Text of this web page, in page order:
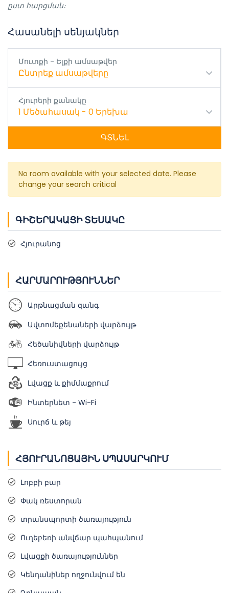
ըստ հարցման։
Հասանելի սենյակներ
Մուտքի - Ելքի ամսաթվեր
Ընտրեք ամսաթվերը
Հյուրերի քանակը
1 Մեծահասակ - 0 Երեխա
ԳՏՆԵԼ
No room available with your selected date. Please
change your search critical
ԳԻՇԵՐԱԿԱՑԻ ՏԵՍԱԿԸ
Հյուրանոց
ՀԱՐՄԱՐՈՒԹՅՈՒՆՆԵՐ
Արթնացման զանգ
Ավտոմեքենաների վարձույթ
Հեծանիվների վարձույթ
Հեռուստացույց
Լվացք և քիմմաքրում
Ինտերնետ - Wi-Fi
Սուրճ և թեյ
ՀՅՈՒՐԱՆՈՑԱՅԻՆ ՍՊԱՍԱՐԿՈՒՄ
Լոբբի բար
Փակ ռեստորան
տրանսպորտի ծառայություն
Ուղեբեռի անվճար պահպանում
Լվացքի ծառայություններ
Կենդանիներ ողջունվում են